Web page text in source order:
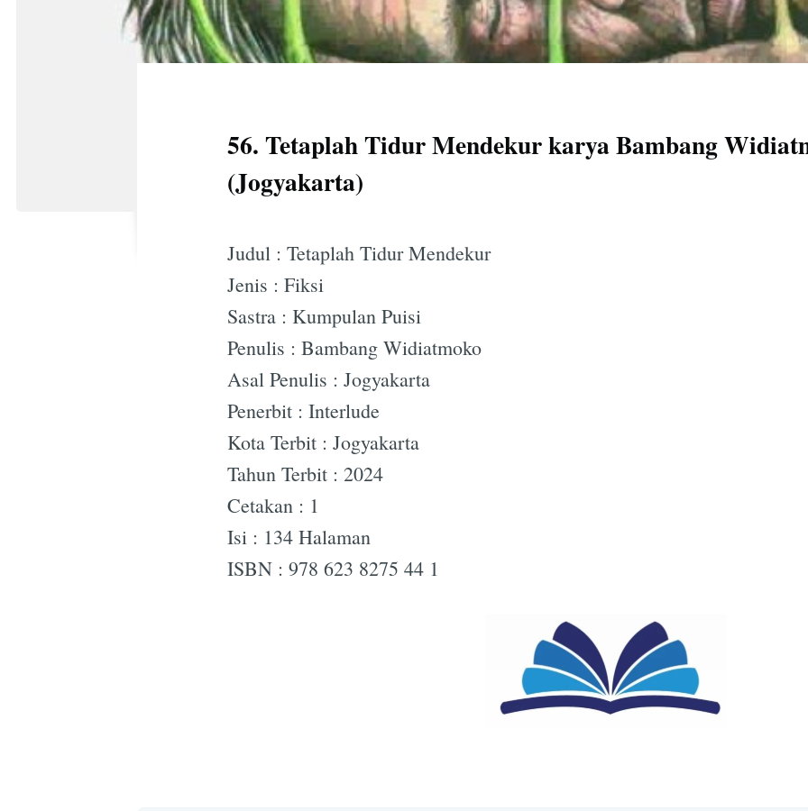
56. Tetaplah Tidur Mendekur karya Bambang
(Jogyakarta)
Judul : Tetaplah Tidur Mendekur
Jenis : Fiksi
Sastra : Kumpulan Puisi
Penulis : Bambang Widiatmoko
Asal Penulis : Jogyakarta
Penerbit : Interlude
Kota Terbit : Jogyakarta
Tahun Terbit : 2024
Cetakan : 1
Isi : 134 Halaman
ISBN : 978 623 8275 44 1